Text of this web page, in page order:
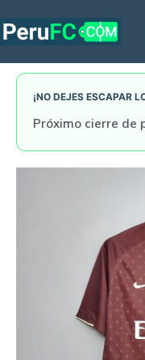
to
¡NO DEJES ESCAPAR
Próximo cierre de